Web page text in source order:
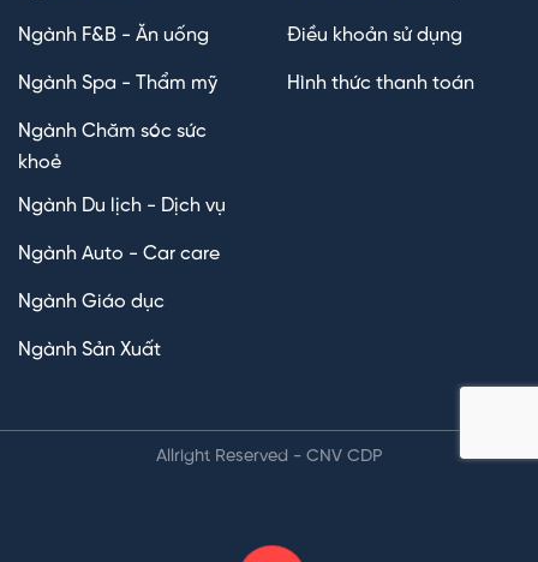
Ngành F&B - Ăn uống
Ngành Spa - Thẩm mỹ
Ngành Chăm sóc sức
khoẻ
Ngành Du lịch - Dịch vụ
Ngành Auto - Car care
Ngành Giáo dục
Ngành Sản Xuất
Điều khoản sử dụng
Hình thức thanh toán
Allright Reserved - CNV CDP